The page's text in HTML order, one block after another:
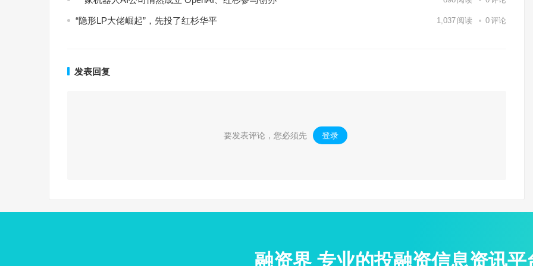
“隐形LP大佬崛起”，先投了红杉华平 1,037 阅读 0评论
发表回复
要发表评论，您必须先 登录 。
融资界 专业的投融资信息资讯平